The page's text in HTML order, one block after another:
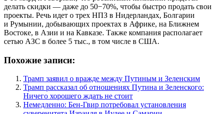
делать скидки — даже до 50−70%, чтобы быстро продать свои
проекты​. Речь идет о трех НПЗ в Нидерландах, Болгарии
и Румынии, добывающих проектах в Африке, на Ближнем
Востоке, в Азии и на Кавказе. Также компания располагает
сетью АЗС в более 5 тыс., в том числе в США.
Похожие записи:
Трамп заявил о вражде между Путиным и Зеленским
Трамп рассказал об отношениях Путина и Зеленского:
Ничего хорошего ждать не стоит
Немедленно: Бен-Гвир потребовал установления